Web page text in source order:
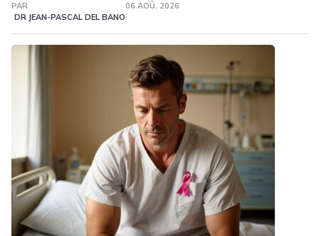
PAR
DR JEAN-PASCAL DEL BANO
06 AOÛ. 2026